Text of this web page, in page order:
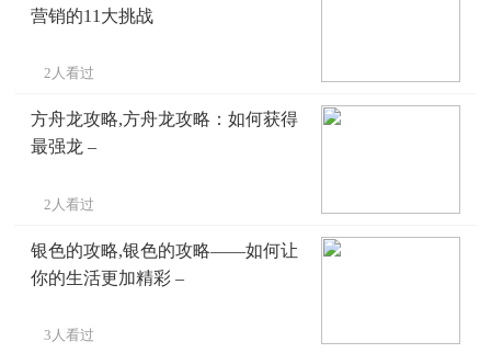
营销的11大挑战
2人看过
方舟龙攻略,方舟龙攻略：如何获得
最强龙 –
2人看过
银色的攻略,银色的攻略——如何让
你的生活更加精彩 –
3人看过